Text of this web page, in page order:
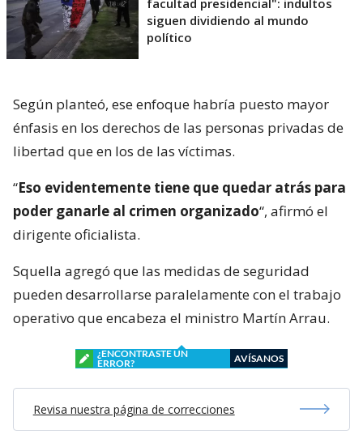
siguen dividiendo al mundo
político
Según planteó, ese enfoque habría puesto mayor
énfasis en los derechos de las personas privadas de
libertad que en los de las víctimas.
“Eso evidentemente tiene que quedar atrás para
poder ganarle al crimen organizado“, afirmó el
dirigente oficialista.
Squella agregó que las medidas de seguridad
pueden desarrollarse paralelamente con el trabajo
operativo que encabeza el ministro Martín Arrau.
¿ENCONTRASTE UN
ERROR?
AVÍSANOS
Revisa nuestra página de correcciones